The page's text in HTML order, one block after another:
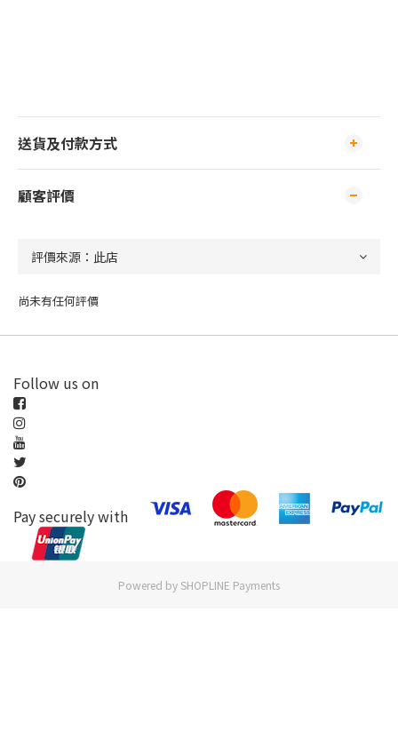
送貨及付款方式
顧客評價
尚未有任何評價
Follow us on
Pay securely with
Powered by SHOPLINE Payments